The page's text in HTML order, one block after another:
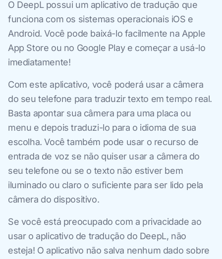
O DeepL possui um aplicativo de tradução que
funciona com os sistemas operacionais iOS e
Android. Você pode baixá-lo facilmente na Apple
App Store ou no Google Play e começar a usá-lo
imediatamente!
Com este aplicativo, você poderá usar a câmera
do seu telefone para traduzir texto em tempo real.
Basta apontar sua câmera para uma placa ou
menu e depois traduzi-lo para o idioma de sua
escolha. Você também pode usar o recurso de
entrada de voz se não quiser usar a câmera do
seu telefone ou se o texto não estiver bem
iluminado ou claro o suficiente para ser lido pela
câmera do dispositivo.
Se você está preocupado com a privacidade ao
usar o aplicativo de tradução do DeepL, não
esteja! O aplicativo não salva nenhum dado sobre